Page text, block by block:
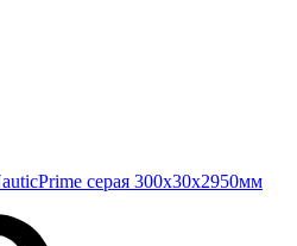
серая 300х30х2950мм